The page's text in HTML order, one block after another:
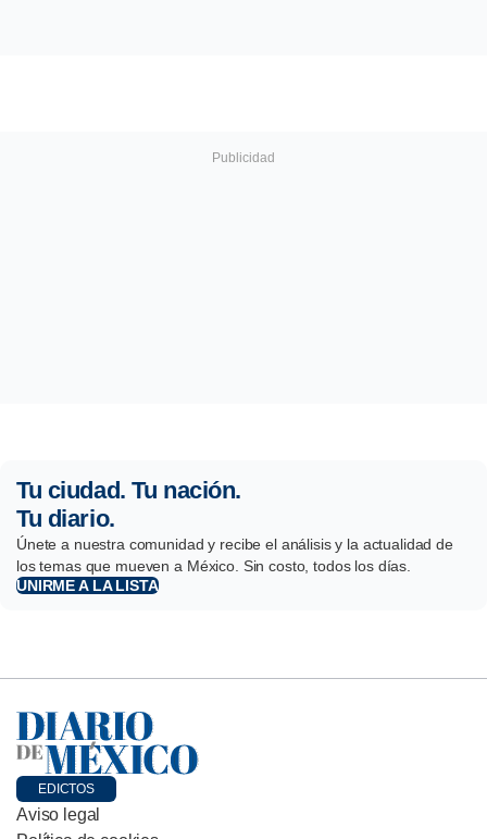
Tu ciudad. Tu nación.
Tu diario.
Únete a nuestra comunidad y recibe el análisis y la actualidad de
los temas que mueven a México. Sin costo, todos los días.
UNIRME A LA LISTA
EDICTOS
Aviso legal